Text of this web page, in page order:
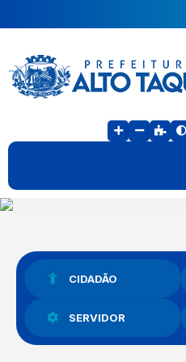
CIDADÃO
SERVIDOR